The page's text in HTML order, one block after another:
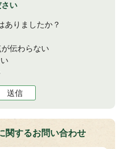
さい
ありましたか？
伝わらない
送信
関するお問い合わせ